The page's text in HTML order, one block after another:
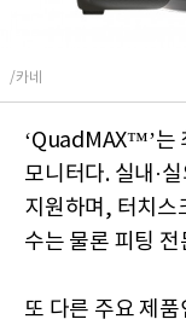
/카네
‘QuadMAX™’는
모니터다. 실내·
지원하며, 터치스
수는 물론 피팅
또 다른 주요 제